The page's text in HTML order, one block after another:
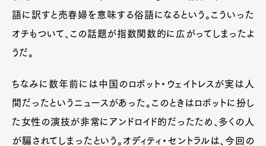
語に訳すと売春婦を意味する俗語になるという。こういった
オチもついて、この話題が指数関数的に広がってしまったよ
うだ。
ちなみに数年前には中国のロボット・ウェイトレスが実は人
間だったというニュースがあった。このときはロボットに扮し
た女性の演技が非常にアンドロイド的だったため、多くの人
が騙されてしまったという。オディティ・セントラルは、今回の